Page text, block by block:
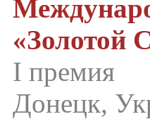
«Золотой
I премия
Донецк,